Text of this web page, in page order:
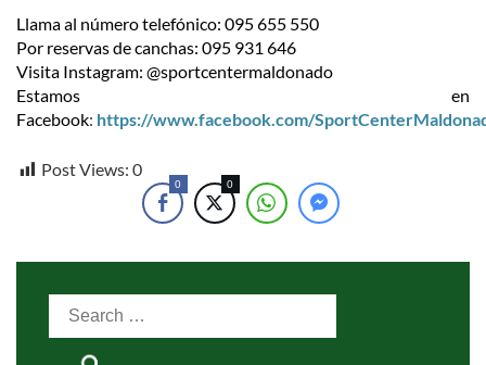
Llama al número telefónico: 095 655 550
Por reservas de canchas: 095 931 646
Visita Instagram: @sportcentermaldonado
Estamos en
Facebook: https://www.facebook.com/
Post Views: 0
0 0
Search
for: